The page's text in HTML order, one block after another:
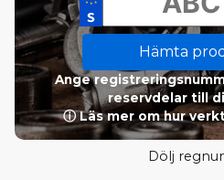
Hämta
Ange
reservdelar till
ⓘ Läs mer om hur
Dölj